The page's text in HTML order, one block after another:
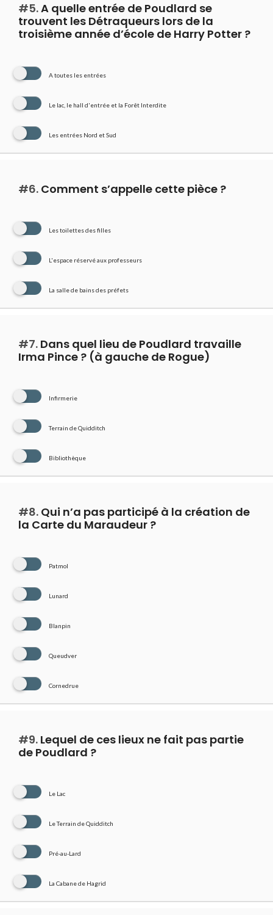
#5.A quelle entrée de Poudlard se
trouvent les Détraqueurs lors de la
troisième année d’école de Harry Potter ?
A toutes les entrées
Le lac, le hall d'entrée et la Forêt Interdite
Les entrées Nord et Sud
#6. Comment s’appelle cette pièce ?
Les toilettes des filles
L'espace réservé aux professeurs
La salle de bains des préfets
#7. Dans quel lieu de Poudlard travaille
Irma Pince ? (à gauche de Rogue)
Infirmerie
Terrain de Quidditch
Bibliothèque
#8. Qui n’a pas participé à la création de
la Carte du Maraudeur ?
Patmol
Lunard
Blanpin
Queudver
Cornedrue
#9. Lequel de ces lieux ne fait pas partie
de Poudlard ?
Le Lac
Le Terrain de Quidditch
Pré-au-Lard
La Cabane de Hagrid